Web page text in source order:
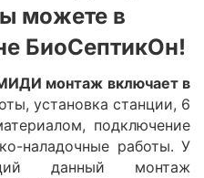
можете в
БиоСептикОн!
монтаж включает в
установка станции, 6
подключение
наладочные работы. У
данный монтаж